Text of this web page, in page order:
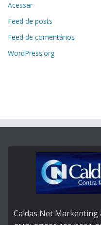
Acessar
Feed de posts
Feed de comentários
WordPress.org
Caldas Net Markenting